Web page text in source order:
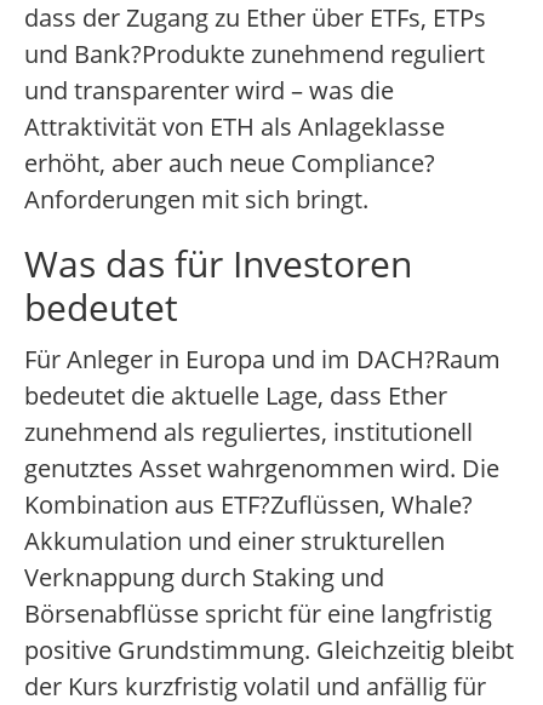
dass der Zugang zu Ether über ETFs, ETPs
und Bank?Produkte zunehmend reguliert
und transparenter wird – was die
Attraktivität von ETH als Anlageklasse
erhöht, aber auch neue Compliance?
Anforderungen mit sich bringt.
Was das für Investoren
bedeutet
Für Anleger in Europa und im DACH?Raum
bedeutet die aktuelle Lage, dass Ether
zunehmend als reguliertes, institutionell
genutztes Asset wahrgenommen wird. Die
Kombination aus ETF?Zuflüssen, Whale?
Akkumulation und einer strukturellen
Verknappung durch Staking und
Börsenabflüsse spricht für eine langfristig
positive Grundstimmung. Gleichzeitig bleibt
der Kurs kurzfristig volatil und anfällig für